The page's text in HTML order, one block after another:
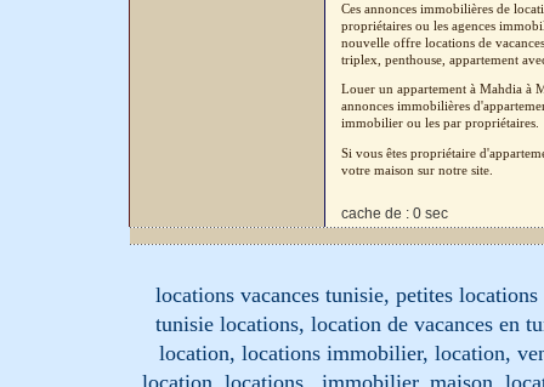
Ces annonces immobilières de
propriétaires ou les agences
nouvelle offre locations de
triplex, penthouse, appartement
Louer un appartement à Mahdia à
annonces immobilières
immobilier ou les par propriétaires.
Si vous êtes propriétaire
votre maison sur notre site.
cache de : 0 sec
locations vacances tunisie, petites
tunisie locations, location de vacances en
location, locations immobilier, location,
location, locations , immobilier, maison,